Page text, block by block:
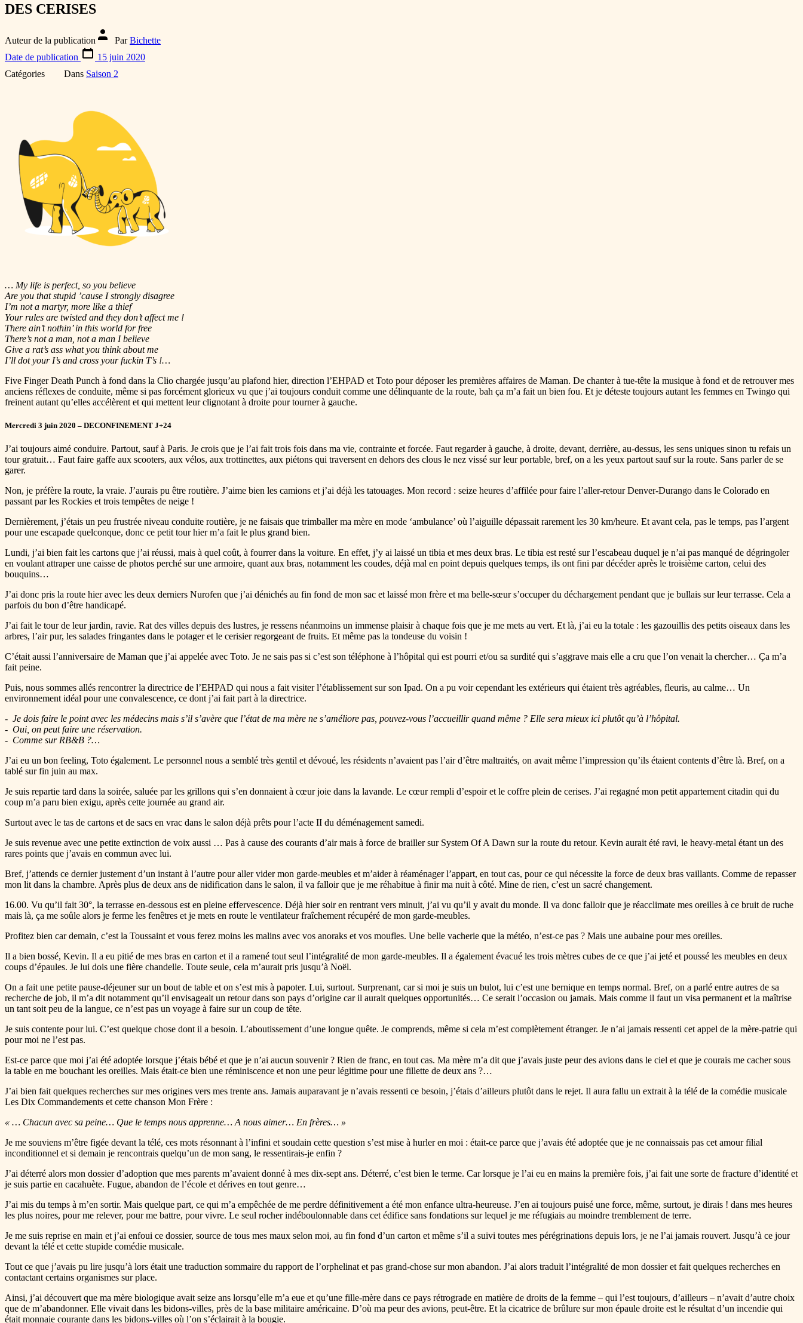
DES CERISES
Auteur de la publication ParBichette
Date de publication
15 juin 2020
Catégories
Dans Saison 2
… My life is perfect, so you believe
Are you that stupid ’cause I strongly disagree
I’m not a martyr, more like a thief
Your rules are twisted and they don’t affect me !
There ain’t nothin’ in this world for free
There’s not a man, not a man I believe
Give a rat’s ass what you think about me
I’ll dot your I’s and cross your fuckin T’s !…
Five Finger Death Punch à fond dans la Clio chargée jusqu’au plafond hier, direction l’EHPAD et Toto pour déposer les premières affaires de Maman. De chanter à tue-tête la musique à fond et de retrouver mes
anciens réflexes de conduite, même si pas forcément glorieux vu que j’ai toujours conduit comme une délinquante de la route, bah ça m’a fait un bien fou. Et je déteste toujours autant les femmes en Twingo qui
freinent autant qu’elles accélèrent et qui mettent leur clignotant à droite pour tourner à gauche.
Mercredi 3 juin 2020 – DECONFINEMENT J+24
J’ai toujours aimé conduire. Partout, sauf à Paris. Je crois que je l’ai fait trois fois dans ma vie, contrainte et forcée. Faut regarder à gauche, à droite, devant, derrière, au-dessus, les sens uniques sinon tu refais un
tour gratuit… Faut faire gaffe aux scooters, aux vélos, aux trottinettes, aux piétons qui traversent en dehors des clous le nez vissé sur leur portable, bref, on a les yeux partout sauf sur la route. Sans parler de se
garer.
Non, je préfère la route, la vraie. J’aurais pu être routière. J’aime bien les camions et j’ai déjà les tatouages. Mon record : seize heures d’affilée pour faire l’aller-retour Denver-Durango dans le Colorado en
passant par les Rockies et trois tempêtes de neige !
Dernièrement, j’étais un peu frustrée niveau conduite routière, je ne faisais que trimballer ma mère en mode ‘ambulance’ où l’aiguille dépassait rarement les 30 km/heure. Et avant cela, pas le temps, pas l’argent
pour une escapade quelconque, donc ce petit tour hier m’a fait le plus grand bien.
Lundi, j’ai bien fait les cartons que j’ai réussi, mais à quel coût, à fourrer dans la voiture. En effet, j’y ai laissé un tibia et mes deux bras. Le tibia est resté sur l’escabeau duquel je n’ai pas manqué de dégringoler
en voulant attraper une caisse de photos perché sur une armoire, quant aux bras, notamment les coudes, déjà mal en point depuis quelques temps, ils ont fini par décéder après le troisième carton, celui des
bouquins…
J’ai donc pris la route hier avec les deux derniers Nurofen que j’ai dénichés au fin fond de mon sac et laissé mon frère et ma belle-sœur s’occuper du déchargement pendant que je bullais sur leur terrasse. Cela a
parfois du bon d’être handicapé.
J’ai fait le tour de leur jardin, ravie. Rat des villes depuis des lustres, je ressens néanmoins un immense plaisir à chaque fois que je me mets au vert. Et là, j’ai eu la totale : les gazouillis des petits oiseaux dans les
arbres, l’air pur, les salades fringantes dans le potager et le cerisier regorgeant de fruits. Et même pas la tondeuse du voisin !
C’était aussi l’anniversaire de Maman que j’ai appelée avec Toto. Je ne sais pas si c’est son téléphone à l’hôpital qui est pourri et/ou sa surdité qui s’aggrave mais elle a cru que l’on venait la chercher… Ça m’a
fait peine.
Puis, nous sommes allés rencontrer la directrice de l’EHPAD qui nous a fait visiter l’établissement sur son Ipad. On a pu voir cependant les extérieurs qui étaient très agréables, fleuris, au calme… Un
environnement idéal pour une convalescence, ce dont j’ai fait part à la directrice.
Je dois faire le point avec les médecins mais s’il s’avère que l’état de ma mère ne s’améliore pas, pouvez-vous l’accueillir quand même ? Elle sera mieux ici plutôt qu’à l’hôpital.
Oui, on peut faire une réservation.
Comme sur RB&B ?…
J’ai eu un bon feeling, Toto également. Le personnel nous a semblé très gentil et dévoué, les résidents n’avaient pas l’air d’être maltraités, on avait même l’impression qu’ils étaient contents d’être là. Bref, on a
tablé sur fin juin au max.
Je suis repartie tard dans la soirée, saluée par les grillons qui s’en donnaient à cœur joie dans la lavande. Le cœur rempli d’espoir et le coffre plein de cerises. J’ai regagné mon petit appartement citadin qui du
coup m’a paru bien exigu, après cette journée au grand air.
Surtout avec le tas de cartons et de sacs en vrac dans le salon déjà prêts pour l’acte II du déménagement samedi.
Je suis revenue avec une petite extinction de voix aussi … Pas à cause des courants d’air mais à force de brailler sur System Of A Dawn sur la route du retour. Kevin aurait été ravi, le heavy-metal étant un des
rares points que j’avais en commun avec lui.
Bref, j’attends ce dernier justement d’un instant à l’autre pour aller vider mon garde-meubles et m’aider à réaménager l’appart, en tout cas, pour ce qui nécessite la force de deux bras vaillants. Comme de repasser
mon lit dans la chambre. Après plus de deux ans de nidification dans le salon, il va falloir que je me réhabitue à finir ma nuit à côté. Mine de rien, c’est un sacré changement.
16.00. Vu qu’il fait 30°, la terrasse en-dessous est en pleine effervescence. Déjà hier soir en rentrant vers minuit, j’ai vu qu’il y avait du monde. Il va donc falloir que je réacclimate mes oreilles à ce bruit de ruche
mais là, ça me soûle alors je ferme les fenêtres et je mets en route le ventilateur fraîchement récupéré de mon garde-meubles.
Profitez bien car demain, c’est la Toussaint et vous ferez moins les malins avec vos anoraks et vos moufles. Une belle vacherie que la météo, n’est-ce pas ? Mais une aubaine pour mes oreilles.
Il a bien bossé, Kevin. Il a eu pitié de mes bras en carton et il a ramené tout seul l’intégralité de mon garde-meubles. Il a également évacué les trois mètres cubes de ce que j’ai jeté et poussé les meubles en deux
coups d’épaules. Je lui dois une fière chandelle. Toute seule, cela m’aurait pris jusqu’à Noël.
On a fait une petite pause-déjeuner sur un bout de table et on s’est mis à papoter. Lui, surtout. Surprenant, car si moi je suis un bulot, lui c’est une bernique en temps normal. Bref, on a parlé entre autres de sa
recherche de job, il m’a dit notamment qu’il envisageait un retour dans son pays d’origine car il aurait quelques opportunités… Ce serait l’occasion ou jamais. Mais comme il faut un visa permanent et la maîtrise
un tant soit peu de la langue, ce n’est pas un voyage à faire sur un coup de tête.
Je suis contente pour lui. C’est quelque chose dont il a besoin. L’aboutissement d’une longue quête. Je comprends, même si cela m’est complètement étranger. Je n’ai jamais ressenti cet appel de la mère-patrie qui
pour moi ne l’est pas.
Est-ce parce que moi j’ai été adoptée lorsque j’étais bébé et que je n’ai aucun souvenir ? Rien de franc, en tout cas. Ma mère m’a dit que j’avais juste peur des avions dans le ciel et que je courais me cacher sous
la table en me bouchant les oreilles. Mais était-ce bien une réminiscence et non une peur légitime pour une fillette de deux ans ?…
J’ai bien fait quelques recherches sur mes origines vers mes trente ans. Jamais auparavant je n’avais ressenti ce besoin, j’étais d’ailleurs plutôt dans le rejet. Il aura fallu un extrait à la télé de la comédie musicale
Les Dix Commandements et cette chanson Mon Frère :
« … Chacun avec sa peine… Que le temps nous apprenne… A nous aimer… En frères… »
Je me souviens m’être figée devant la télé, ces mots résonnant à l’infini et soudain cette question s’est mise à hurler en moi : était-ce parce que j’avais été adoptée que je ne connaissais pas cet amour filial
inconditionnel et si demain je rencontrais quelqu’un de mon sang, le ressentirais-je enfin ?
J’ai déterré alors mon dossier d’adoption que mes parents m’avaient donné à mes dix-sept ans. Déterré, c’est bien le terme. Car lorsque je l’ai eu en mains la première fois, j’ai fait une sorte de fracture d’identité et
je suis partie en cacahuète. Fugue, abandon de l’école et dérives en tout genre…
J’ai mis du temps à m’en sortir. Mais quelque part, ce qui m’a empêchée de me perdre définitivement a été mon enfance ultra-heureuse. J’en ai toujours puisé une force, même, surtout, je dirais ! dans mes heures
les plus noires, pour me relever, pour me battre, pour vivre. Le seul rocher indéboulonnable dans cet édifice sans fondations sur lequel je me réfugiais au moindre tremblement de terre.
Je me suis reprise en main et j’ai enfoui ce dossier, source de tous mes maux selon moi, au fin fond d’un carton et même s’il a suivi toutes mes pérégrinations depuis lors, je ne l’ai jamais rouvert. Jusqu’à ce jour
devant la télé et cette stupide comédie musicale.
Tout ce que j’avais pu lire jusqu’à lors était une traduction sommaire du rapport de l’orphelinat et pas grand-chose sur mon abandon. J’ai alors traduit l’intégralité de mon dossier et fait quelques recherches en
contactant certains organismes sur place.
Ainsi, j’ai découvert que ma mère biologique avait seize ans lorsqu’elle m’a eue et qu’une fille-mère dans ce pays rétrograde en matière de droits de la femme – qui l’est toujours, d’ailleurs – n’avait d’autre choix
que de m’abandonner. Elle vivait dans les bidons-villes, près de la base militaire américaine. D’où ma peur des avions, peut-être. Et la cicatrice de brûlure sur mon épaule droite est le résultat d’un incendie qui
était monnaie courante dans les bidons-villes où l’on s’éclairait à la bougie.